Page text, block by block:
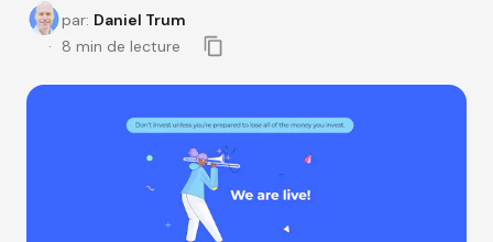
par: Daniel Trum
8 min de lecture